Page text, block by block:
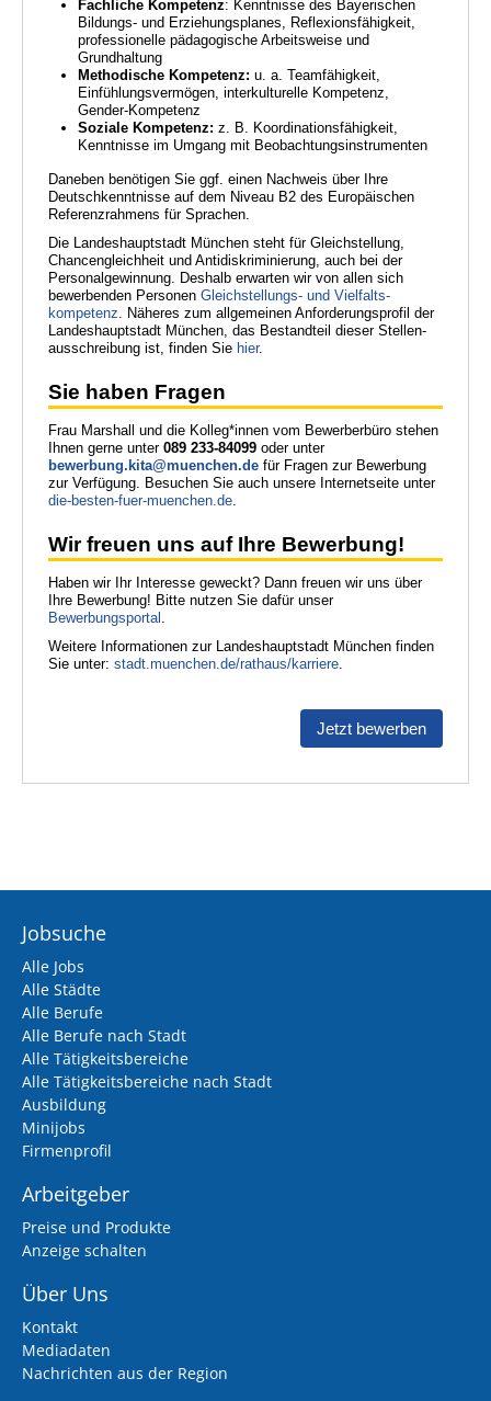
Jobsuche
Alle Jobs
Alle Städte
Alle Berufe
Alle Berufe nach Stadt
Alle Tätigkeitsbereiche
Alle Tätigkeitsbereiche nach Stadt
Ausbildung
Minijobs
Firmenprofil
Arbeitgeber
Preise und Produkte
Anzeige schalten
Über Uns
Kontakt
Mediadaten
Nachrichten aus der Region